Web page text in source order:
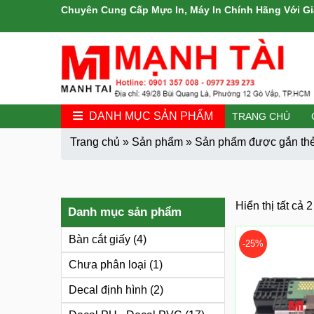
Chuyên Cung Cấp Mực In, Máy In Chính Hãng Với
DANH MỤC SẢN PHẨM TRANG CHỦ
Trang chủ » Sản phẩm» Sản phẩm được gắn
Danh mục sản phẩm
Bàn cắt giấy (4)
Chưa phân loại (1)
Decal định hình (2)
Hiển thị tất cả
-25%